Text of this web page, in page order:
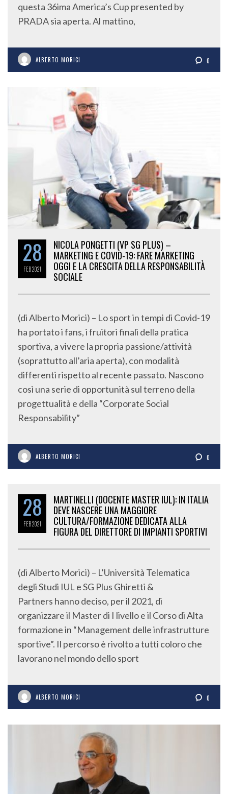
questa 36ima America’s Cup presented by
PRADA sia aperta. Al mattino,
ALBERTO MORICI 0
28
FEB2021
NICOLA PONGETTI (VP SG PLUS) –
MARKETING E COVID-19: FARE MARKETING
OGGI E LA CRESCITA DELLA RESPONSABILITÀ
SOCIALE
(di Alberto Morici) – Lo sport in tempi di Covid-19
ha portato i fans, i fruitori finali della pratica
sportiva, a vivere la propria passione/attività
(soprattutto all’aria aperta), con modalità
differenti rispetto al recente passato. Nascono
così una serie di opportunità sul terreno della
progettualità e della “Corporate Social
Responsability”
ALBERTO MORICI 0
28
FEB2021
MARTINELLI (DOCENTE MASTER IUL): IN ITALIA
DEVE NASCERE UNA MAGGIORE
CULTURA/FORMAZIONE DEDICATA ALLA
FIGURA DEL DIRETTORE DI IMPIANTI SPORTIVI
(di Alberto Morici) – L’Università Telematica
degli Studi IUL e SG Plus Ghiretti &
Partners hanno deciso, per il 2021, di
organizzare il Master di I livello e il Corso di Alta
formazione in “Management delle infrastrutture
sportive”. Il percorso è rivolto a tutti coloro che
lavorano nel mondo dello sport
ALBERTO MORICI 0